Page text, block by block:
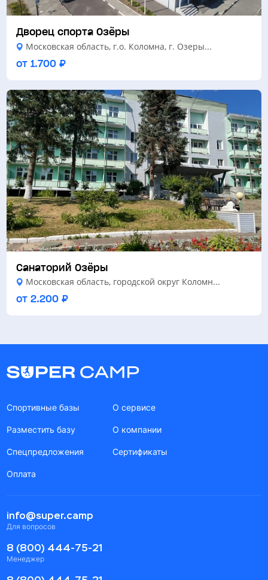
Дворец спорта Озёры
Московская область, г.о. Коломна, г. Озеры...
от 1.700 ₽
Санаторий Озёры
Московская область, городской округ Коломн...
от 2.200 ₽
Спортивные базы
Разместить базу
Спецпредложения
Оплата
О сервисе
О компании
Сертификаты
info@super.camp
Для вопросов
8 (800) 444-75-21
Менеджер